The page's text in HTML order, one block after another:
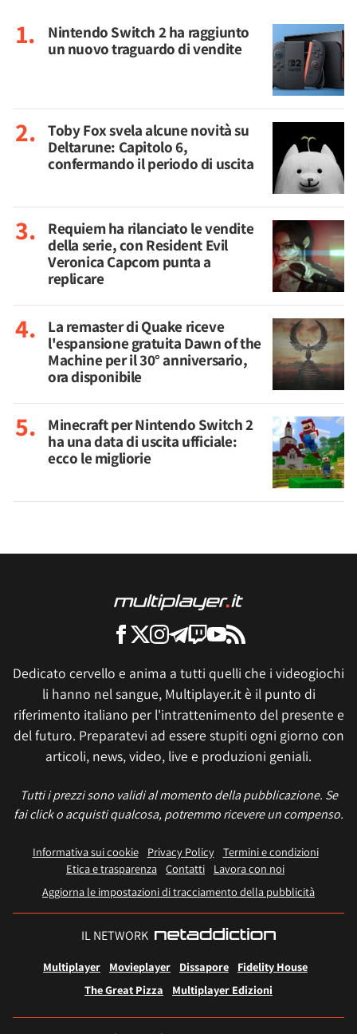
Nintendo Switch 2 ha raggiunto
un nuovo traguardo di vendite
Toby Fox svela alcune novità su
Deltarune: Capitolo 6,
confermando il periodo di uscita
Requiem ha rilanciato le vendite
della serie, con Resident Evil
Veronica Capcom punta a
replicare
La remaster di Quake riceve
l'espansione gratuita Dawn of the
Machine per il 30° anniversario,
ora disponibile
Minecraft per Nintendo Switch 2
ha una data di uscita ufficiale:
ecco le migliorie
Dedicato cervello e anima a tutti quelli che i videogiochi
li hanno nel sangue, Multiplayer.it è il punto di
riferimento italiano per l'intrattenimento del presente e
del futuro. Preparatevi ad essere stupiti ogni giorno con
articoli, news, video, live e produzioni geniali.
Tutti i prezzi sono validi al momento della pubblicazione. Se
fai click o acquisti qualcosa, potremmo ricevere un compenso.
Informativa sui cookie Privacy Policy
Termini e condizioni
Etica e trasparenza Contatti
Lavora con noi
Aggiorna le impostazioni di tracciamento della pubblicità
IL NETWORK
Multiplayer Movieplayer Dissapore
Fidelity House
The Great Pizza
Multiplayer Edizioni